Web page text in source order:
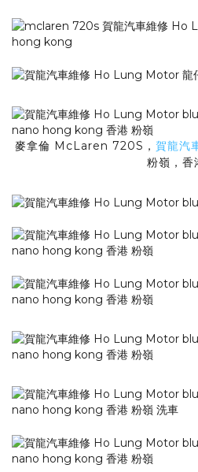
麥拿倫 McLaren 720S， 賀龍
粉嶺，香